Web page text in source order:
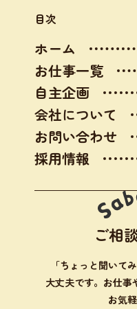
目次
ホーム
お仕事一覧
自主企画
会社について
お問い合わせ
採用情報
ご相
「ちょっと聞いて
大丈夫です。お仕事
お気